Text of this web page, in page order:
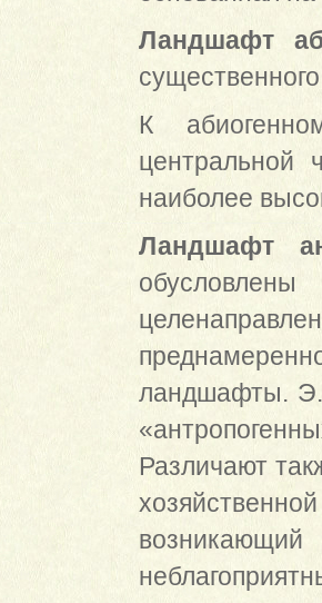
Ландшафт
К
центральной
наиболее
Ландшафт
ландшафты. Э.
Различают
возникающий